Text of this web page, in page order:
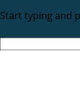
Start typing and